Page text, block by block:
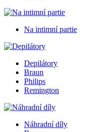
Na intimní partie
Depilátory
Braun
Philips
Remington
Náhradní díly